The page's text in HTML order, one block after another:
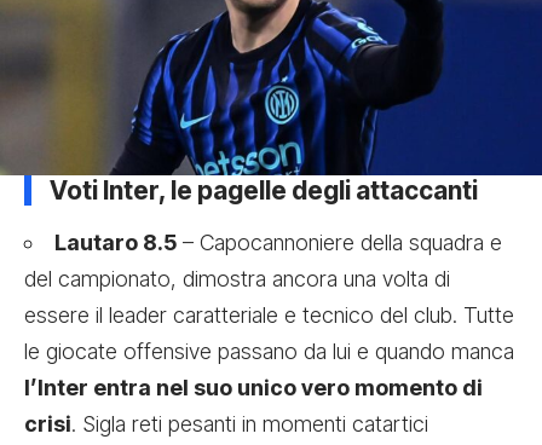
Voti Inter, le pagelle degli attaccanti
Lautaro 8.5 – Capocannoniere della squadra e
del campionato, dimostra ancora una volta di
essere il leader caratteriale e tecnico del club. Tutte
le giocate offensive passano da lui e quando manca
l’Inter entra nel suo unico vero momento di
crisi. Sigla reti pesanti in momenti catartici